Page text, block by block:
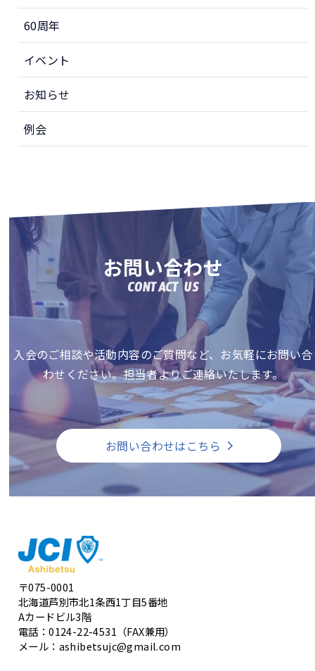
60周年
イベント
お知らせ
例会
お問い合わせ
CONTACT US
入会のご相談や活動内容のご質問など、お気軽にお問い合
わせください。担当者よりご連絡いたします。
お問い合わせはこちら
〒075-0001
北海道芦別市北1条西1丁目5番地
Aカードビル3階
電話：0124-22-4531（FAX兼用）
メール：ashibetsujc@gmail.com